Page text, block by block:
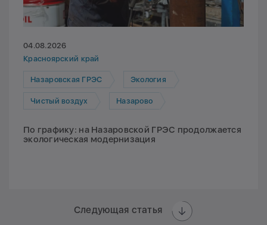
04.08.2026
Красноярский край
Назаровская ГРЭС Экология
Чистый воздух Назарово
По графику: на Назаровской ГРЭС продолжается
экологическая модернизация
Следующая статья